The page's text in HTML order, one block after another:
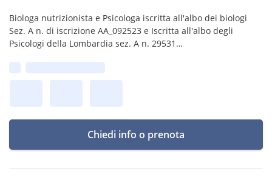
Biologa nutrizionista e Psicologa iscritta all'albo dei biologi
Sez. A n. di iscrizione AA_092523 e Iscritta all'albo degli
Psicologi della Lombardia sez. A n. 29531
Chiedi info o prenota